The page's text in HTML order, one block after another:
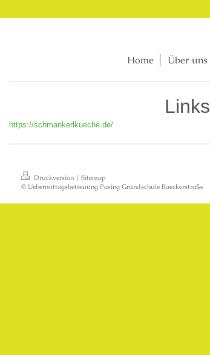
Home Über uns
Links
https://schmankerlkueche.de/
Druckversion | Sitemap
© Uebermittagsbetreuung Pasing Grundschule Baeckerstraße